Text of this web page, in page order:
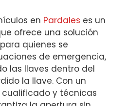
en Pardales es un
ofrece una solución
quienes se
de emergencia,
las llaves dentro del
la llave. Con un
y técnicas